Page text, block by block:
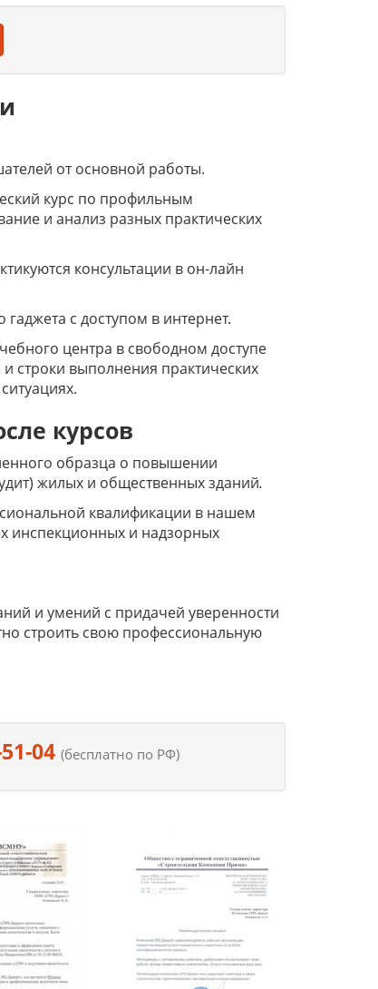
от основной работы.
курс по профильным
и анализ разных практических
консультации в он-лайн
с доступом в интернет.
центра в свободном доступе
строки выполнения практических
курсов
образца о повышении
жилых и общественных зданий.
квалификации в нашем
инспекционных и надзорных
и умений с придачей уверенности
строить свою профессиональную
04(бесплатно по РФ)